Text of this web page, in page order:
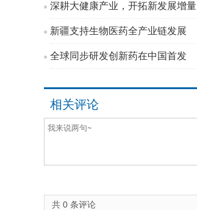
深耕大健康产业，开拓新发展增量
新疆支持生物医药全产业链发展
全球同步研发创新药在中国首发
相关评论
共 0 条评论